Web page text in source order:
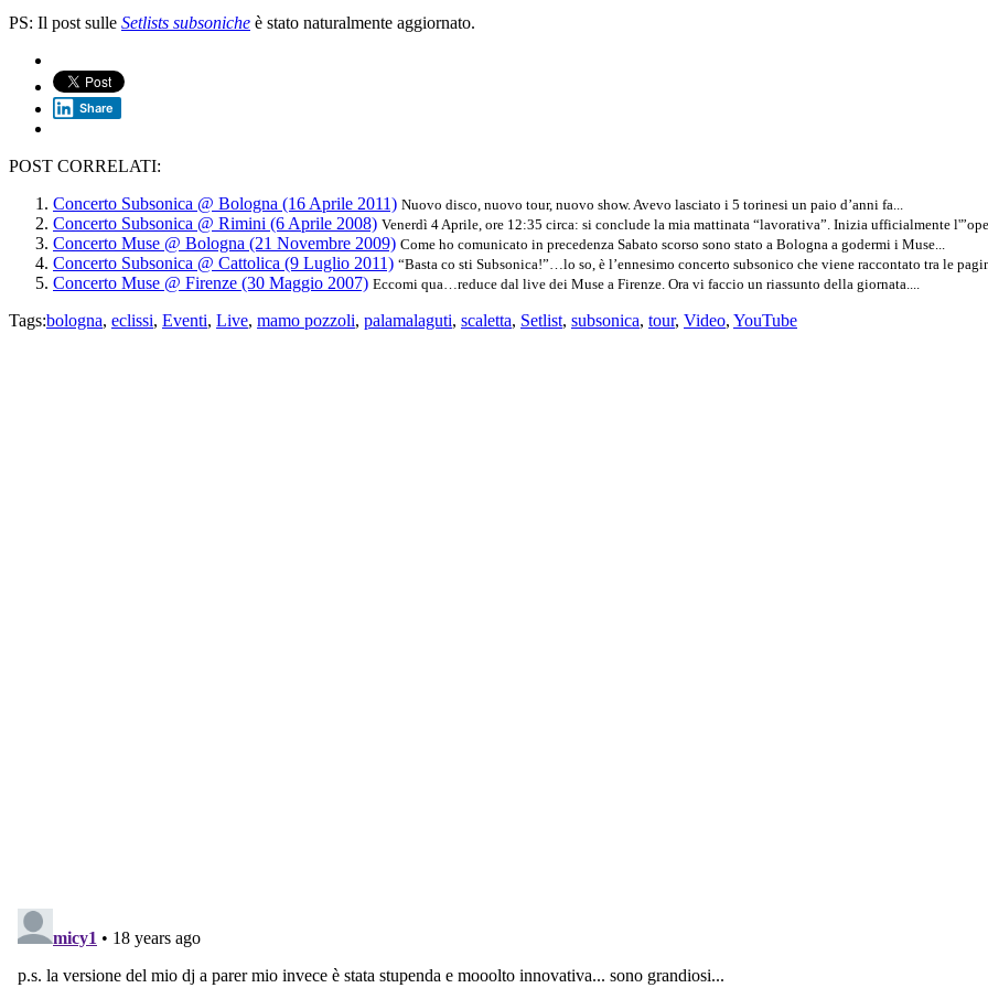
PS: Il post sulle Setlists subsoniche è stato naturalmente aggiornato.
Share
POST CORRELATI:
Concerto Subsonica @ Bologna (16 Aprile 2011) Nuovo disco, nuovo tour, nuovo show. Avevo lasciato i 5 torinesi un paio d’anni fa...
Concerto Subsonica @ Rimini (6 Aprile 2008) Venerdì 4 Aprile, ore 12:35 circa: si conclude la mia mattinata “lavorativa”. Inizia ufficialmente
Concerto Muse @ Bologna (21 Novembre 2009) Come ho comunicato in precedenza Sabato scorso sono stato a Bologna a godermi i Muse...
Concerto Subsonica @ Cattolica (9 Luglio 2011) “Basta co sti Subsonica!”…lo so, è l’ennesimo concerto subsonico che viene raccontato tra le
Concerto Muse @ Firenze (30 Maggio 2007) Eccomi qua…reduce dal live dei Muse a Firenze. Ora vi faccio un riassunto della giornata....
Tags:bologna, eclissi, Eventi, Live, mamo pozzoli, palamalaguti, scaletta, Setlist, subsonica, tour, Video, YouTube